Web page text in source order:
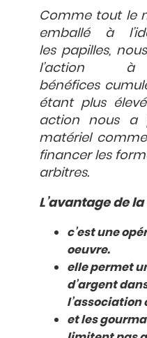
Comme tout le
emballé à
les papilles,
l’action
bénéfices
étant plus
action nous a
matériel
financer les
arbitres.
L’avantage de
c’est une
oeuvre.
elle permet
d’argent
l’association
et les